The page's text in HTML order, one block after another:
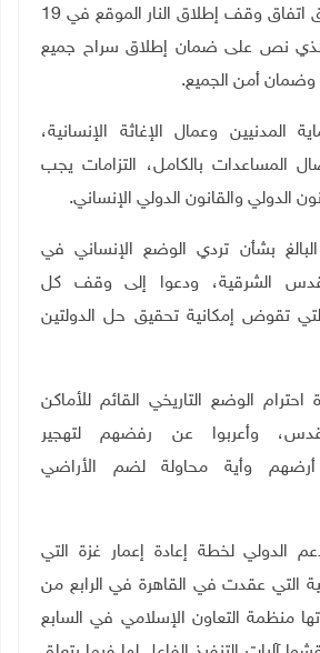
كما دعا القادة لتطبيق اتفاق وقف إطلاق النار الموقع في 19
الذي نص على ضمان إطلاق سراح جميع
وضمان أمن الجميع.
المدنيين وعمال الإغاثة الإنسانية،
المساعدات بالكامل، التزامات يجب
الدولي والقانون الدولي الإنساني.
بشأن تردي الوضع الإنساني في
الشرقية، ودعوا إلى وقف كل
التي تقوض إمكانية تحقيق حل الدولتين
الوضع التاريخي القائم للأماكن
وأعربوا عن رفضهم لتهجير
وأية محاولة لضم الأراضي
الدولي لخطة إعادة إعمار غزة التي
التي عقدت في القاهرة في الرابع من
منظمة التعاون الإسلامي في السابع